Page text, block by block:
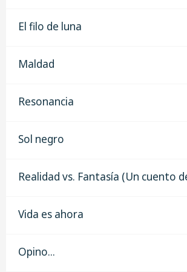
El filo de luna
Maldad
Resonancia
Sol negro
Realidad vs. Fantasía (Un cuento
Vida es ahora
Opino...